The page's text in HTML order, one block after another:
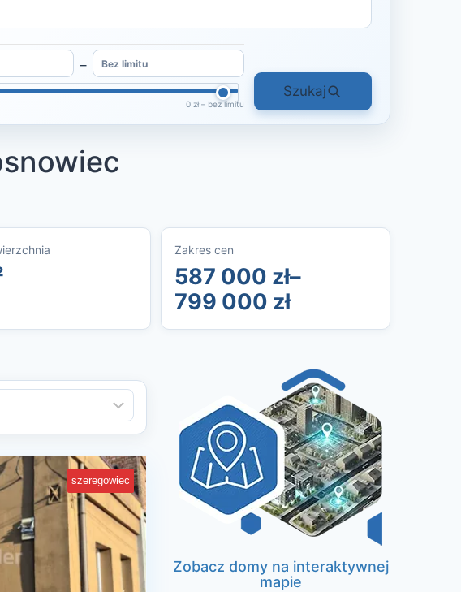
–
0 zł – bez limitu
Szukaj
Zakres cen
587 000 zł–
799 000 zł
szeregowiec
Zobacz domy na interaktywnej
mapie